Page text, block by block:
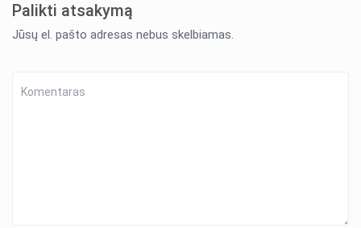
Palikti atsakymą
Jūsų el. pašto adresas nebus skelbiamas.